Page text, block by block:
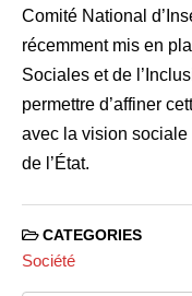
Comité National
récemment mis en
Sociales et de
permettre d’affiner
avec la vision
de l’État.
CATEGORIES
Société